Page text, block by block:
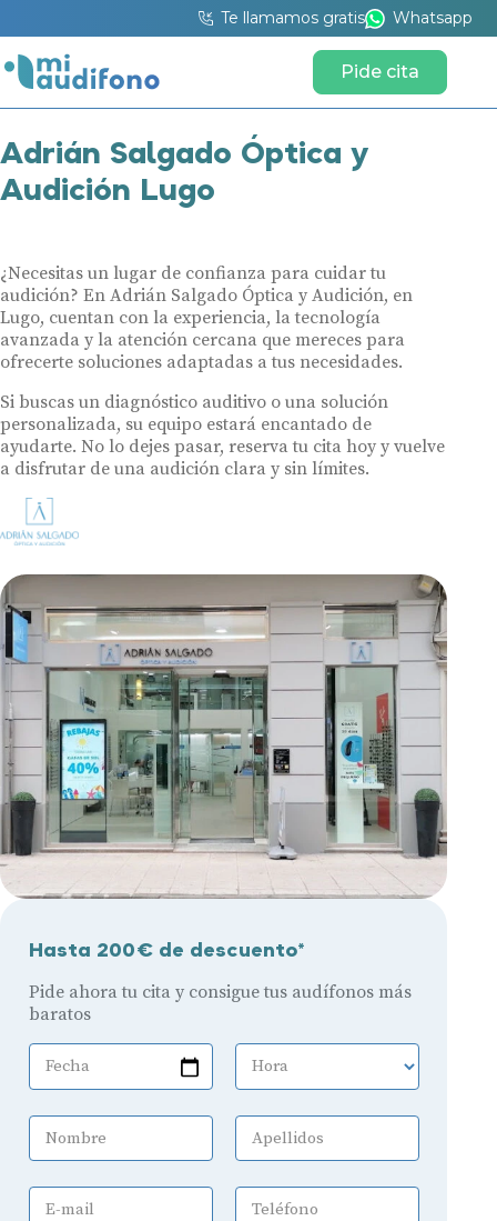
Te llamamos gratis Whatsapp
Pide cita
Adrián Salgado Óptica y
Audición Lugo
¿Necesitas un lugar de confianza para cuidar tu
audición? En Adrián Salgado Óptica y Audición, en
Lugo, cuentan con la experiencia, la tecnología
avanzada y la atención cercana que mereces para
ofrecerte soluciones adaptadas a tus necesidades.
Si buscas un diagnóstico auditivo o una solución
personalizada, su equipo estará encantado de
ayudarte. No lo dejes pasar, reserva tu cita hoy y vuelve
a disfrutar de una audición clara y sin límites.
Hasta 200€ de descuento*
Pide ahora tu cita y consigue tus audífonos más
baratos
Fecha Hora
Nombre Apellidos
E-mail Teléfono